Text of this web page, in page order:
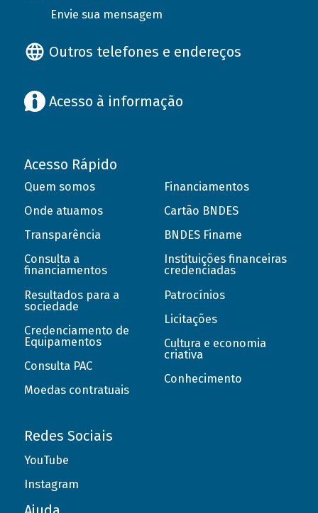
Envie sua mensagem
Outros telefones e endereços
Acesso à informação
Acesso Rápido
Quem somos
Onde atuamos
Transparência
Consulta a
financiamentos
Resultados para a
sociedade
Credenciamento de
Equipamentos
Consulta PAC
Moedas contratuais
Financiamentos
Cartão BNDES
BNDES Finame
Instituições financeiras
credenciadas
Patrocínios
Licitações
Cultura e economia
criativa
Conhecimento
Redes Sociais
YouTube
Instagram